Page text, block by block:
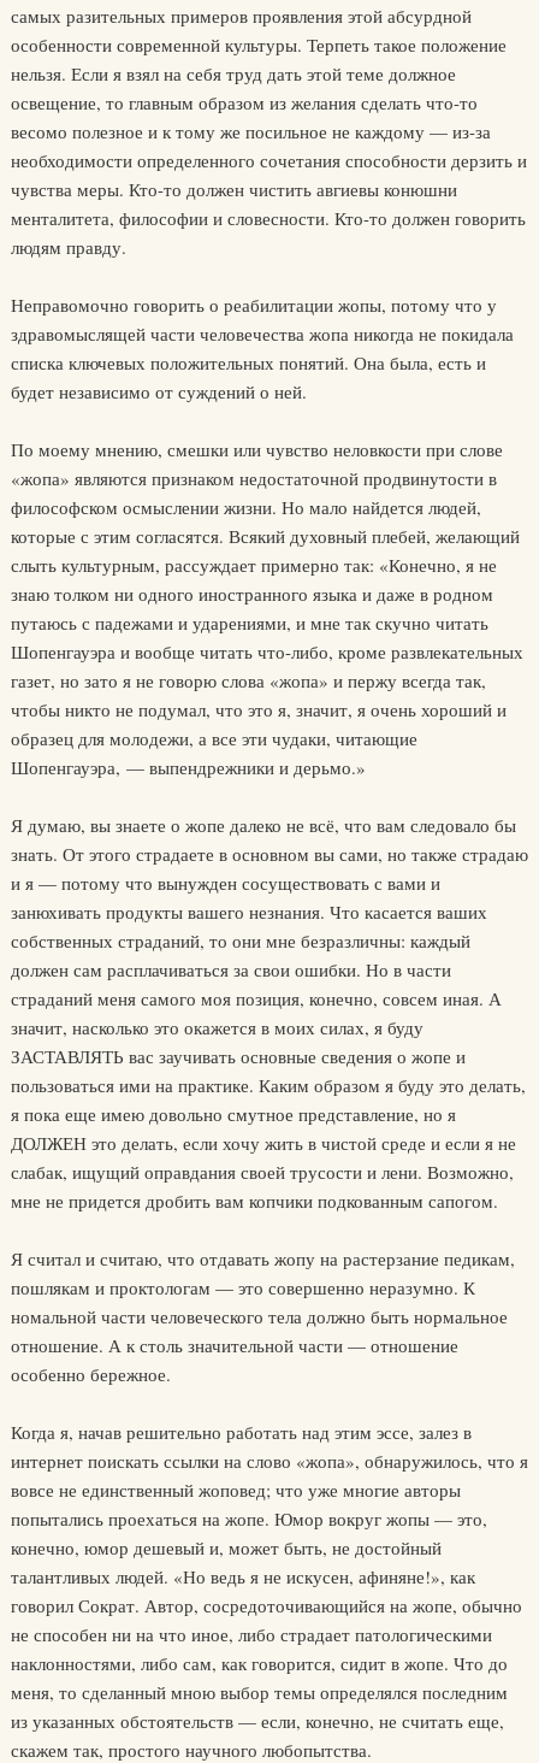
самых разительных примеров проявления этой абсурдной
особенности современной культуры. Терпеть такое положение
нельзя. Если я взял на себя труд дать этой теме должное
освещение, то главным образом из желания сделать что-то
весомо полезное и к тому же посильное не каждому — из-за
необходимости определенного сочетания способности дерзить и
чувства меры. Кто-то должен чистить авгиевы конюшни
менталитета, философии и словесности. Кто-то должен говорить
людям правду.
Неправомочно говорить о реабилитации жопы, потому что у
здравомыслящей части человечества жопа никогда не покидала
списка ключевых положительных понятий. Она была, есть и
будет независимо от суждений о ней.
По моему мнению, смешки или чувство неловкости при слове
«жопа» являются признаком недостаточной продвинутости в
философском осмыслении жизни. Но мало найдется людей,
которые с этим согласятся. Всякий духовный плебей, желающий
слыть культурным, рассуждает примерно так: «Конечно, я не
знаю толком ни одного иностранного языка и даже в родном
путаюсь с падежами и ударениями, и мне так скучно читать
Шопенгауэра и вообще читать что-либо, кроме развлекательных
газет, но зато я не говорю слова «жопа» и пержу всегда так,
чтобы никто не подумал, что это я, значит, я очень хороший и
образец для молодежи, а все эти чудаки, читающие
Шопенгауэра, — выпендрежники и дерьмо.»
Я думаю, вы знаете о жопе далеко не всё, что вам следовало бы
знать. От этого страдаете в основном вы сами, но также страдаю
и я — потому что вынужден сосуществовать с вами и
занюхивать продукты вашего незнания. Что касается ваших
собственных страданий, то они мне безразличны: каждый
должен сам расплачиваться за свои ошибки. Но в части
страданий меня самого моя позиция, конечно, совсем иная. А
значит, насколько это окажется в моих силах, я буду
ЗАСТАВЛЯТЬ вас заучивать основные сведения о жопе и
пользоваться ими на практике. Каким образом я буду это делать,
я пока еще имею довольно смутное представление, но я
ДОЛЖЕН это делать, если хочу жить в чистой среде и если я не
слабак, ищущий оправдания своей трусости и лени. Возможно,
мне не придется дробить вам копчики подкованным сапогом.
Я считал и считаю, что отдавать жопу на растерзание педикам,
пошлякам и проктологам — это совершенно неразумно. К
номальной части человеческого тела должно быть нормальное
отношение. А к столь значительной части — отношение
особенно бережное.
Когда я, начав решительно работать над этим эссе, залез в
интернет поискать ссылки на слово «жопа», обнаружилось, что я
вовсе не единственный жоповед; что уже многие авторы
попытались проехаться на жопе. Юмор вокруг жопы — это,
конечно, юмор дешевый и, может быть, не достойный
талантливых людей. «Но ведь я не искусен, афиняне!», как
говорил Сократ. Автор, сосредоточивающийся на жопе, обычно
не способен ни на что иное, либо страдает патологическими
наклонностями, либо сам, как говорится, сидит в жопе. Что до
меня, то сделанный мною выбор темы определялся последним
из указанных обстоятельств — если, конечно, не считать еще,
скажем так, простого научного любопытства.